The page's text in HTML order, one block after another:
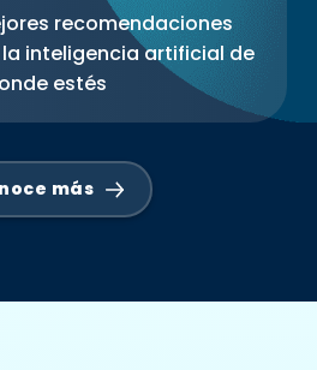
recomendaciones
inteligencia artificial de
estés
más